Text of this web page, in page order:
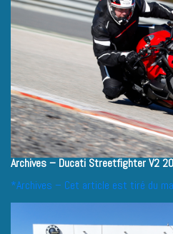
Archives – Ducati Streetfighter V2
*Archives – Cet article est tiré du